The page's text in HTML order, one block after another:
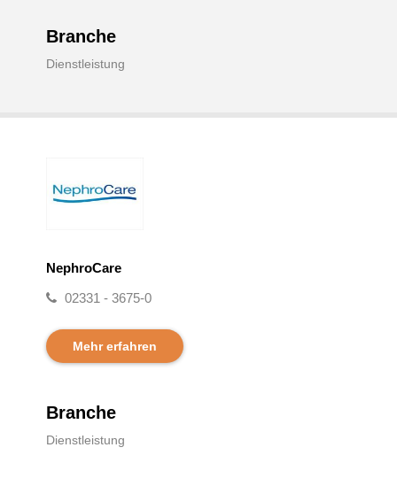
Branche
Dienstleistung
NephroCare
02331 - 3675-0
Mehr erfahren
Branche
Dienstleistung